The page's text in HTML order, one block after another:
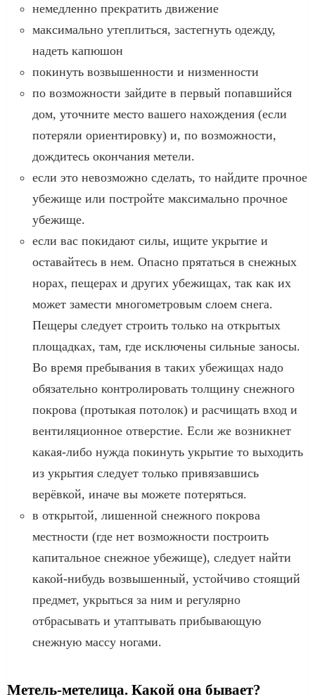
немедленно прекратить движение
максимально утеплиться, застегнуть одежду,
надеть капюшон
покинуть возвышенности и низменности
по возможности зайдите в первый попавшийся
дом, уточните место вашего нахождения (если
потеряли ориентировку) и, по возможности,
дождитесь окончания метели.
если это невозможно сделать, то найдите прочное
убежище или постройте максимально прочное
убежище.
если вас покидают силы, ищите укрытие и
оставайтесь в нем. Опасно прятаться в снежных
норах, пещерах и других убежищах, так как их
может замести многометровым слоем снега.
Пещеры следует строить только на открытых
площадках, там, где исключены сильные заносы.
Во время пребывания в таких убежищах надо
обязательно контролировать толщину снежного
покрова (протыкая потолок) и расчищать вход и
вентиляционное отверстие. Если же возникнет
какая-либо нужда покинуть укрытие то выходить
из укрытия следует только привязавшись
верёвкой, иначе вы можете потеряться.
в открытой, лишенной снежного покрова
местности (где нет возможности построить
капитальное снежное убежище), следует найти
какой-нибудь возвышенный, устойчиво стоящий
предмет, укрыться за ним и регулярно
отбрасывать и утаптывать прибывающую
снежную массу ногами.
Метель-метелица. Какой она бывает?